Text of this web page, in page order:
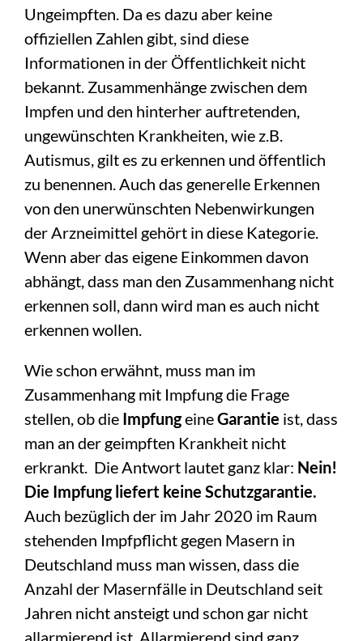
Ungeimpften. Da es dazu aber keine
offiziellen Zahlen gibt, sind diese
Informationen in der Öffentlichkeit nicht
bekannt. Zusammenhänge zwischen dem
Impfen und den hinterher auftretenden,
ungewünschten Krankheiten, wie z.B.
Autismus, gilt es zu erkennen und öffentlich
zu benennen. Auch das generelle Erkennen
von den unerwünschten Nebenwirkungen
der Arzneimittel gehört in diese Kategorie.
Wenn aber das eigene Einkommen davon
abhängt, dass man den Zusammenhang nicht
erkennen soll, dann wird man es auch nicht
erkennen wollen.
Wie schon erwähnt, muss man im
Zusammenhang mit Impfung die Frage
stellen, ob die ImpfungeineGarantie ist, dass
man an der geimpften Krankheit nicht
erkrankt. Die Antwort lautet ganz klar: Nein!
Die Impfung liefert keine Schutzgarantie.
Auch bezüglich der im Jahr 2020 im Raum
stehenden Impfpflicht gegen Masern in
Deutschland muss man wissen, dass die
Anzahl der Masernfälle in Deutschland seit
Jahren nicht ansteigt und schon gar nicht
allarmierend ist. Allarmierend sind ganz